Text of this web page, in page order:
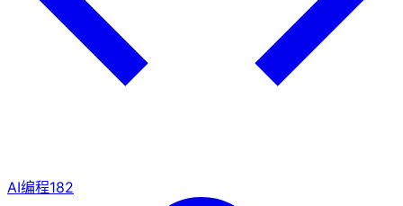
AI编程182